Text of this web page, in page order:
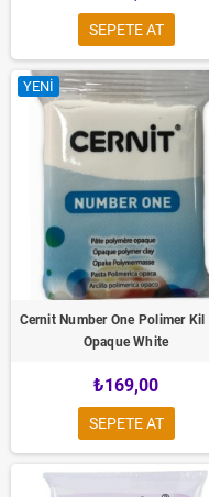
SEPETE AT
YENI
Cernit Number One Polimer Kil
Opaque White
₺169,00
SEPETE AT